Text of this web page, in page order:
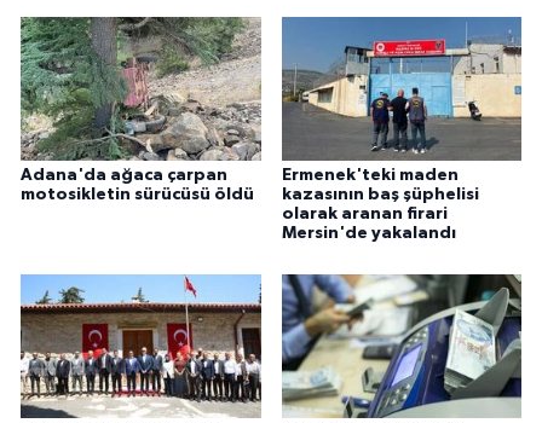
Adana'da ağaca çarpan
motosikletin sürücüsü öldü
Ermenek'teki maden
kazasının baş şüphelisi
olarak aranan firari
Mersin'de yakalandı